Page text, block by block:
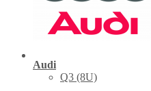
Audi
Q3 (8U)